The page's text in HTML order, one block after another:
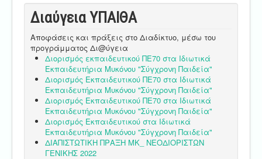
Διαύγεια ΥΠΑΙΘA
Αποφάσεις και πράξεις στο Διαδίκτυο, μέσω του
προγράμματος Δι@ύγεια
Διορισμός εκπαιδευτικού ΠΕ70 στα Ιδιωτικά
Εκπαιδευτήρια Μυκόνου "Σύγχρονη Παιδεία"
Διορισμός Εκπαιδευτικού ΠΕ70 στα Ιδιωτικά
Εκπαιδευτήρια Μυκόνου "Σύγχρονη Παιδεία"
Διορισμός Εκπαιδευτικού ΠΕ70 στα Ιδιωτικά
Εκπαιδευτήρια Μυκόνου "Σύγχρονη Παιδεία"
Διορισμός Εκπαιδευτικού στα Ιδιωτικά
Εκπαιδευτήρια Μυκόνου "Σύγχρονη Παιδεία"
ΔΙΑΠΙΣΤΩΤΙΚΗ ΠΡΑΞΗ ΜΚ_ ΝΕΟΔΙΟΡΙΣΤΩΝ
ΓΕΝΙΚΗΣ 2022